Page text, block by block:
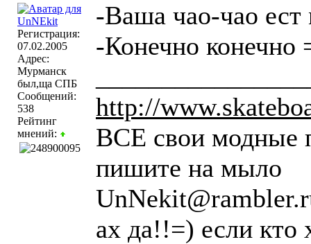
Регистрация:
07.02.2005
Адрес:
Мурманск
был,ща СПБ
Сообщений:
538
Рейтинг
мнений:
-Ваша чао-чао ест
-Конечно конечно
http://
ВСЕ свои модные
пишите на мыло
ах да!!=) если кто